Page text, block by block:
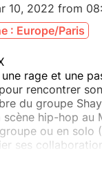
10, 2022 from
: Europe/Paris
rage et une
rencontrer
du groupe
scène hip-hop au
ou en solo
ses
comme